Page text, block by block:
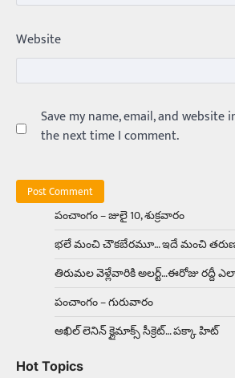
Website
Save my name, email, and
the next time I comment.
పంచాంగం – జులై 10, శుక్రవారం
భలే మంచి చౌకబేరమూ… ఇదే మంచి
తిరుమల వెళ్లేవారికి అలర్ట్‌…ఈరోజు రద్దీ
పంచాంగం – గురువారం
అఖిల్‌ లెనిన్ క్లైమాక్స్‌ సీక్రెట్‌… పక్కా హిట్‌
Hot Topics
5
మండుతున్న నోర్లు
ప్రమాదం
రహదారిపై వేల సంఖ్యలో బీరు…
Balachander
ఆదివారం వచ్చిందంటే చాలు
సాఫ్ట్‌వేర్ ఉద్యోగి వరకు
‘బట్టలు ఉతకడం’. వారం…
Trending
మనసున్న
విరాళం